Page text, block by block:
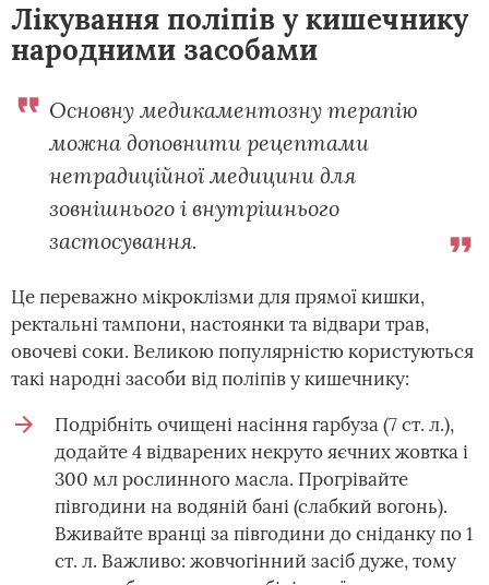
Лікування поліпів у кишечнику
народними засобами
Основну медикаментозну терапію
можна доповнити рецептами
нетрадиційної медицини для
зовнішнього і внутрішнього
застосування.
Це переважно мікроклізми для прямої кишки,
ректальні тампони, настоянки та відвари трав,
овочеві соки. Великою популярністю користуються
такі народні засоби від поліпів у кишечнику:
Подрібніть очищені насіння гарбуза (7 ст. л.),
додайте 4 відварених некруто яєчних жовтка і
300 мл рослинного масла. Прогрівайте
півгодини на водяній бані (слабкий вогонь).
Вживайте вранці за півгодини до сніданку по 1
ст. л. Важливо: жовчогінний засіб дуже, тому